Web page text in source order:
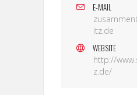
E-MAIL
itz.de
WEBSITE
http://
z.de/